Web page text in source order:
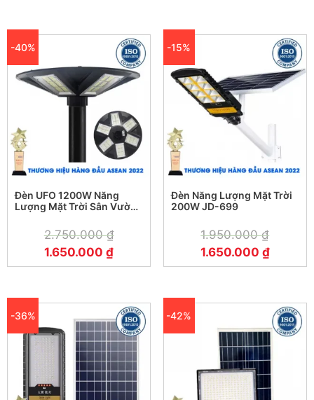
-40%
Đèn UFO 1200W Năng
Lượng Mặt Trời Sân Vườn
LED Mỹ2.750.000₫
1.650.000₫
-15%
Đèn Năng Lượng Mặt Trời
200W JD-699
1.950.000₫
1.650.000 ₫
-36% -42%